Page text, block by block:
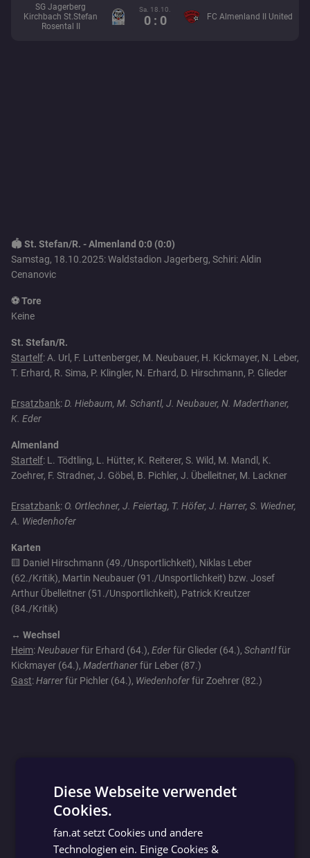
SG Jagerberg
Kirchbach St.Stefan
Rosental II
Sa. 18.10.
0 : 0 FC Almenland II United
🏟️ St. Stefan/R. - Almenland 0:0 (0:0)
Samstag, 18.10.2025: Waldstadion Jagerberg, Schiri: Aldin
Cenanovic
⚽ Tore
Keine
St. Stefan/R.
Startelf: A. Url, F. Luttenberger, M. Neubauer, H. Kickmayer, N. Leber,
T. Erhard, R. Sima, P. Klingler, N. Erhard, D. Hirschmann, P. Glieder
Ersatzbank:D. Hiebaum, M. Schantl, J. Neubauer, N. Maderthaner,
K. Eder
Almenland
Startelf: L. Tödtling, L. Hütter, K. Reiterer, S. Wild, M. Mandl, K.
Zoehrer, F. Stradner, J. Göbel, B. Pichler, J. Übelleitner, M. Lackner
Ersatzbank: O. Ortlechner, J. Feiertag, T. Höfer, J. Harrer, S. Wiedner,
A. Wiedenhofer
Karten
🟨 Daniel Hirschmann (49./Unsportlichkeit), Niklas Leber
(62./Kritik), Martin Neubauer (91./Unsportlichkeit) bzw. Josef
Arthur Übelleitner (51./Unsportlichkeit), Patrick Kreutzer
(84./Kritik)
↔️ Wechsel
Heim:Neubauerfür Erhard (64.), Ederfür Glieder (64.), Schantlfür
Kickmayer (64.), Maderthanerfür Leber (87.)
Gast:Harrerfür Pichler (64.), Wiedenhoferfür Zoehrer (82.)
Diese Webseite verwendet
Cookies.
fan.at setzt Cookies und andere
Technologien ein. Einige Cookies &